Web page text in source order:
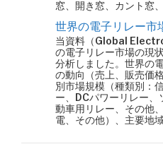
窓、開き窓、カント窓
世界の電子リレー
当資料（Global
の電子リレー市場の現
分析しました。世界の
の動向（売上、販売価
別市場規模（種類別：
ー、DCパワーリレー、
動車用リレー、その他
電、その他）、主要地